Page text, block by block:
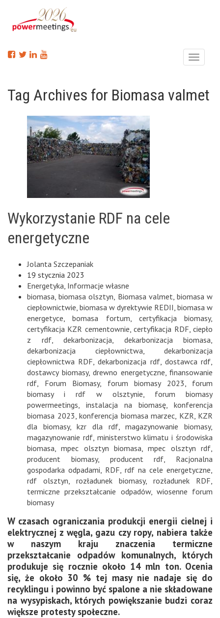
Menu
Tag Archives for Biomasa valmet
Wykorzystanie RDF na cele
energetyczne
Jolanta Szczepaniak
19 stycznia 2023
Energetyka Informacje własne
biomasa ,biomasa olsztyn Biomasa valmet biomasa w
ciepłownictwie biomasa w dyrektywie REDII biomasa w
energetyce ,bomasa fortum certyfikacja biomasy,
certyfikacja KZR cementownie ,certyfikacja RDF ,ciepło
z rdf, dekarbonizacja dekarbonizacja biomasa
dekarbonizacja ciepłownictwa
dekarbonizacja
ciepłownictwa RDF ,dekarbonizacja rdf, dostawca rdf
dostawcy biomasy, drewno energetyczne finansowanie
rdf
Forum Biomasy, forum biomasy 2023
forum
biomasy i rdf w olsztynie
forum biomasy
powermeetings
instalacja na biomasę
konferencja
biomasa 2023 konferencja biomasa marzec KZR KZR
dla biomasy,kzr dla rdf,magazynowanie biomasy,
magazynowanie rdf, ministerstwo klimatu i środowiska
biomasa ,mpec olsztyn biomasa ,mpec olsztyn rdf
producent biomasy, producent rdf
Racjonalna
gospodarka odpadami RDF rdf na cele energetyczne
rdf olsztyn
rozładunek biomasy, rozładunek RDF
termiczne przekształcanie odpadów, wiosenne forum
biomasy
W czasach ograniczania produkcji energii cielnej i
elektrycznej z węgla, gazu czy ropy, nabiera także
w naszym kraju znaczenia termiczne
przekształcanie odpadów komunalnych, których
produkuje się rocznie około 14 mln ton. Ocenia
się, że około 30 % tej masy nie nadaje się do
recyklingu i powinno być spalone a nie składowane
na wysypiskach, których powiększanie budzi coraz
większe protesty społeczne.